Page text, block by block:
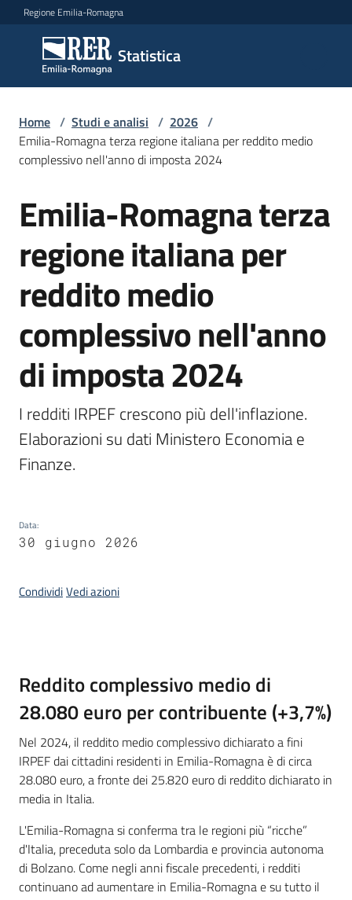
Vai al contenuto
Vai alla navigazione
Vai al footer
Regione Emilia-Romagna
Statistica
Statistica
Novità
Studi
e
analisi
Menu selezionato
Statistiche
per
temi
Metadati
Seguici
su
Home / Studi e analisi / 2026 /
Emilia-Romagna terza regione italiana per reddito medio
complessivo nell'anno di imposta 2024
Salta al contenuto
Emilia-Romagna terza
regione italiana per
reddito medio
complessivo nell'anno
di imposta 2024
I redditi IRPEF crescono più dell'inflazione.
Elaborazioni su dati Ministero Economia e
Finanze.
Data:
30 giugno 2026
CondividiVedi azioni
Introduzione
Reddito complessivo medio di
28.080 euro per contribuente (+3,7%)
Nel 2024, il reddito medio complessivo dichiarato a fini
IRPEF dai cittadini residenti in Emilia-Romagna è di circa
28.080 euro, a fronte dei 25.820 euro di reddito dichiarato in
media in Italia.
L'Emilia-Romagna si conferma tra le regioni più “ricche”
d'Italia, preceduta solo da Lombardia e provincia autonoma
di Bolzano. Come negli anni fiscale precedenti, i redditi
continuano ad aumentare in Emilia-Romagna e su tutto il